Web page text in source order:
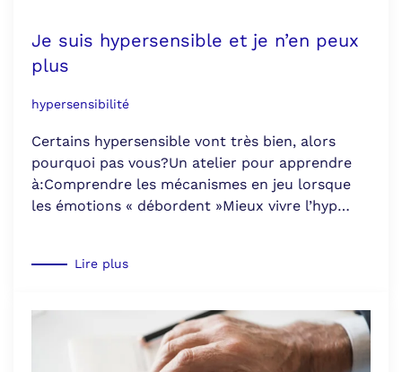
Je suis hypersensible et je n’en peux
plus
hypersensibilité
Certains hypersensible vont très bien, alors
pourquoi pas vous?Un atelier pour apprendre
à:Comprendre les mécanismes en jeu lorsque
les émotions « débordent »Mieux vivre l’hyp…
Lire plus